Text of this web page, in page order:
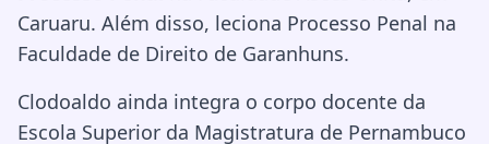
Caruaru. Além disso, leciona Processo Penal na
Faculdade de Direito de Garanhuns.
Clodoaldo ainda integra o corpo docente da
Escola Superior da Magistratura de Pernambuco